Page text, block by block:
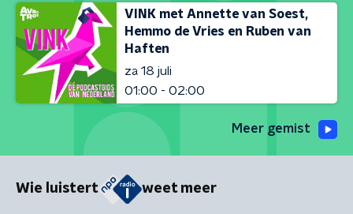
VINK met Annette van Soest,
Hemmo de Vries en Ruben van
Haften
za 18 juli
01:00 - 02:00
Meer gemist
Wie luistert weet meer